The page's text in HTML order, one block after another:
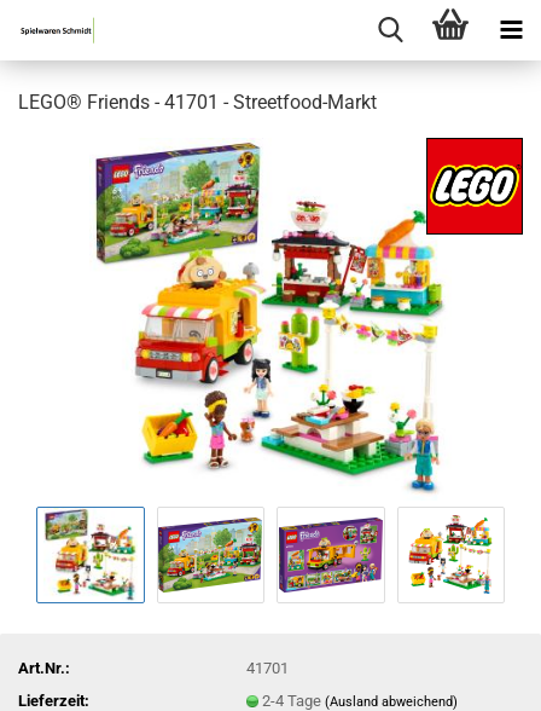
LEGO® Friends - 41701 - Streetfood-Markt
Art.Nr.:
41701
Lieferzeit:
2-4 Tage(Ausland abweichend)